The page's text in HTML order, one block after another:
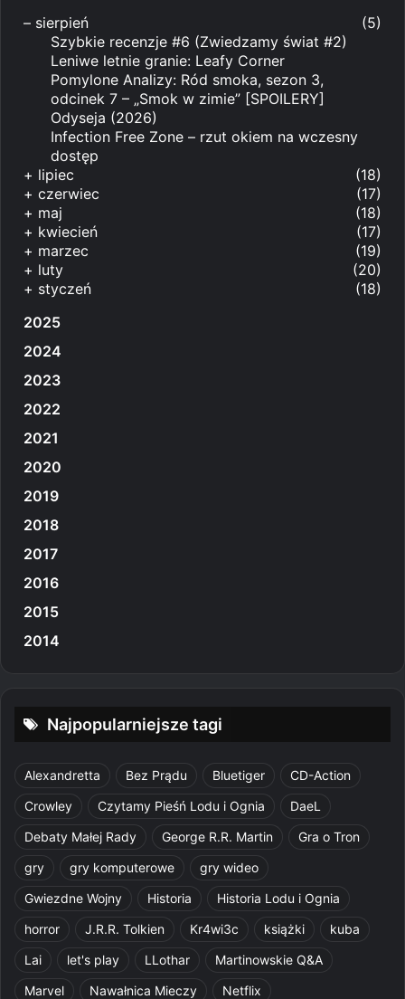
– sierpień
(5)
Szybkie recenzje #6 (Zwiedzamy świat #2)
Leniwe letnie granie: Leafy Corner
Pomylone Analizy: Ród smoka, sezon 3,
odcinek 7 – „Smok w zimie” [SPOILERY]
Odyseja (2026)
Infection Free Zone – rzut okiem na wczesny
dostęp
+ lipiec
(18)
+ czerwiec
(17)
+ maj
(18)
+ kwiecień
(17)
+ marzec
(19)
+ luty
(20)
+ styczeń
(18)
2025
2024
2023
2022
2021
2020
2019
2018
2017
2016
2015
2014
Najpopularniejsze tagi
Alexandretta Bez Prądu Bluetiger
CD-Action
Crowley
Czytamy Pieśń Lodu i Ognia
DaeL
Debaty Małej Rady
George R.R. Martin
Gra o Tron
gry
gry komputerowe
gry wideo
Gwiezdne Wojny
Historia
Historia Lodu i Ognia
horror
J.R.R. Tolkien Kr4wi3c książki
kuba
Lai
let's play LLothar
Martinowskie Q&A
Marvel
Nawałnica Mieczy Netflix